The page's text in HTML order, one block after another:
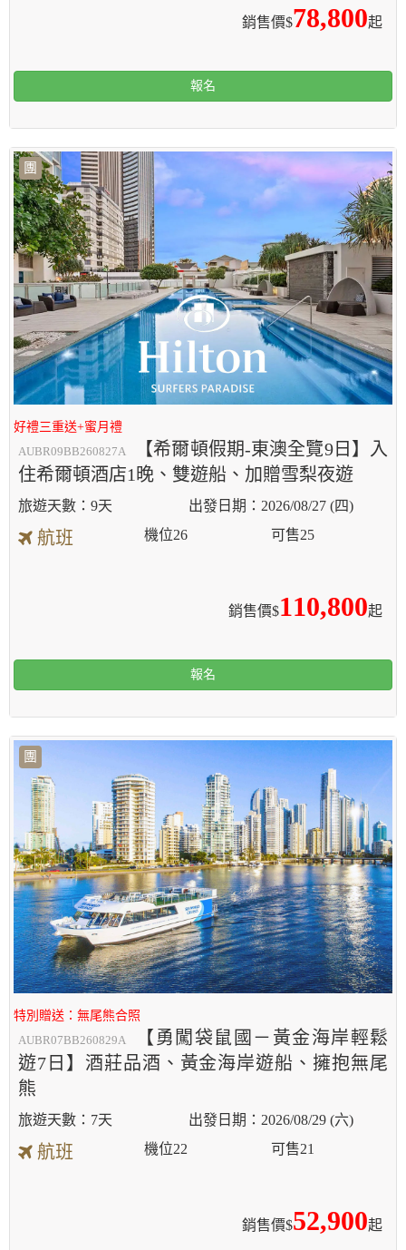
銷售價$78,800起
報名
團
好禮三重送+蜜月禮
AUBR09BB260827A
【希爾頓假期-東澳全覽9日】入
住希爾頓酒店1晚、雙遊船、加贈雪梨夜遊
9天 2026/08/27 (四)
航班
銷售價$110,800起
機位26 可售25
報名
團
特別贈送：無尾熊合照
AUBR07BB260829A
【勇闖袋鼠國－黃金海岸輕鬆
遊7日】酒莊品酒、黃金海岸遊船、擁抱無尾
熊
7天 2026/08/29 (六)
航班
銷售價$52,900起
機位22 可售21